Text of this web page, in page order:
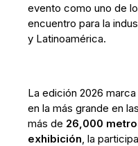
evento como uno de
encuentro para la
y Latinoamérica.
La edición 2026
en la más grande en
más de 26,000
exhibición, la